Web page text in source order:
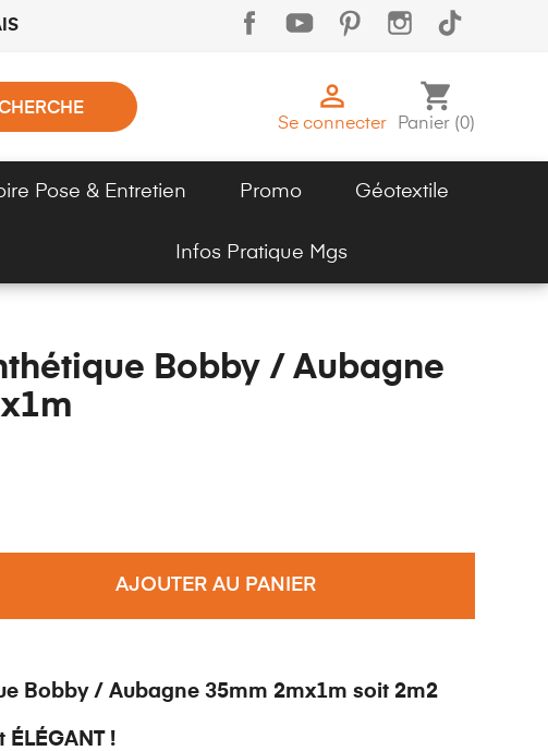

Se connecter
shopping_cart
Panier (0)
Pose & Entretien Promo Géotextile
Infos Pratique Mgs
Bobby / Aubagne
AJOUTER AU PANIER
Bobby / Aubagne 35mm 2mx1m soit 2m2
ÉLÉGANT !